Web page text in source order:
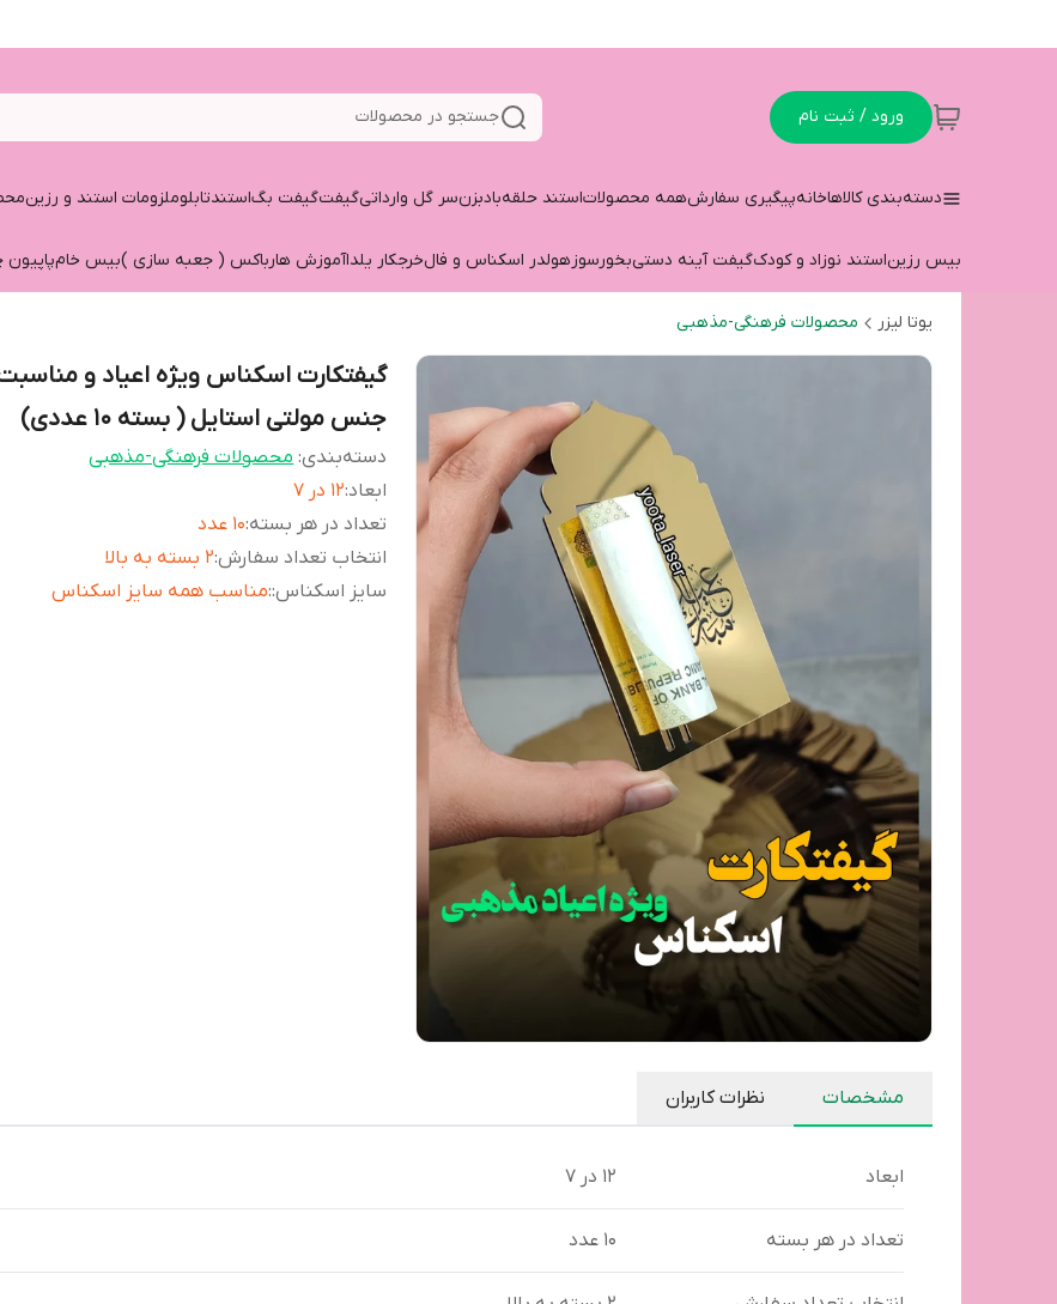
ورود / ثبت نام جستجو در محصولات
دسته‌بندی کالاهاخانهپیگیری سفارشهمه محصولاتاستند حلقهبادبزنسر گل وارداتیگیفتگیفت بگاستندتابلوملزومات استند و رزین
بیس رزیناستند نوزاد و کودکگیفت آینه دستیبخورسوزهولدر اسکناس و فالخرجکار یلداآموزش هارباکس ( جعبه سازی )بیس خامپاپیون
یوتا لیزر محصولات فرهنگی-مذهبی
گیفتکارت اسکناس ویژه اعیاد و
جنس مولتی استایل ( بسته 10 عددی)
دسته‌بندی:محصولات فرهنگی-مذهبی
ابعاد:۱۲ در ۷
تعداد در هر بسته:10 عدد
انتخاب تعداد سفارش:۲ بسته به بالا
سایز اسکناس::مناسب همه سایز اسکناس
مشخصات نظرات کاربران
ابعاد ۱۲ در ۷
تعداد در هر بسته 10 عدد